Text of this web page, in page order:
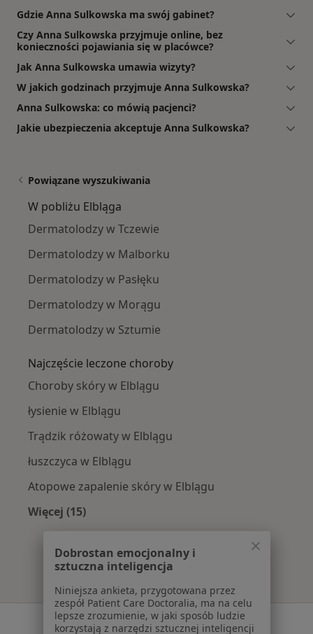
Gdzie Anna Sulkowska ma swój gabinet?
Czy Anna Sulkowska przyjmuje online, bez
konieczności pojawiania się w placówce?
Jak Anna Sulkowska umawia wizyty?
W jakich godzinach przyjmuje Anna Sulkowska?
Anna Sulkowska: co mówią pacjenci?
Jakie ubezpieczenia akceptuje Anna Sulkowska?
Powiązane wyszukiwania
W pobliżu Elbląga
Dermatolodzy w Tczewie
Dermatolodzy w Malborku
Dermatolodzy w Pasłęku
Dermatolodzy w Morągu
Dermatolodzy w Sztumie
Najczęście leczone choroby
Choroby skóry w Elblągu
łysienie w Elblągu
Trądzik różowaty w Elblągu
łuszczyca w Elblągu
Atopowe zapalenie skóry w Elblągu
Więcej (15)
Serwis
Dobrostan emocjonalny i
sztuczna inteligencja
Niniejsza ankieta, przygotowana przez
zespół Patient Care Doctoralia, ma na celu
lepsze zrozumienie, w jaki sposób ludzie
korzystają z narzędzi sztucznej inteligencji